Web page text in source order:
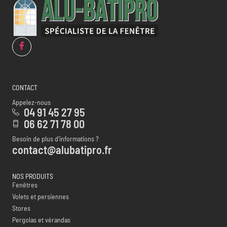
CONTACT
Appelez-nous
04 91 45 27 95
06 62 71 78 00
Besoin de plus d’informations ?
contact@alubatipro.fr
NOS PRODUITS
Fenêtres
Volets et persiennes
Stores
Pergolas et vérandas